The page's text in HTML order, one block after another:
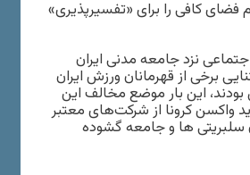
کافی را برای «تفسیرپذیری»
نزد جامعه مدنی ایران
برخی از قهرمانان ورزش ایران
این بار موضع مخالف این
واکسن کرونا از شرکت‌های معتبر
سلبریتی ها و جامعه گشوده